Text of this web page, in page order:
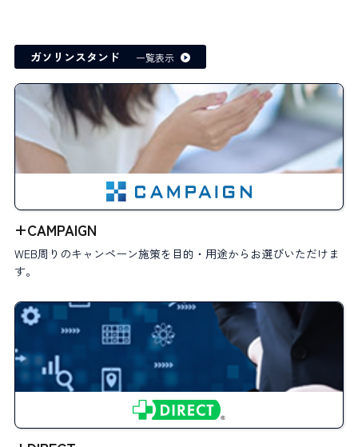
ガソリンスタンド 一覧表示
+CAMPAIGN
WEB周りのキャンペーン施策を目的・用途からお選びいただけま
す。